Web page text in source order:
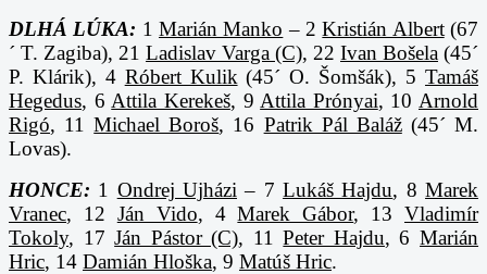
DLHÁ LÚKA: 1Marián Manko – 2Kristián Albert(67
´ T. Zagiba), 21 Ladislav Varga (C), 22 Ivan Bošela (45´
P. Klárik), 4 Róbert Kulik (45´ O. Šomšák), 5Tamáš
Hegedus, 6 Attila Kerekeš, 9 Attila Prónyai, 10 Arnold
Rigó, 11Michael Boroš, 16 Patrik Pál Baláž(45´ M.
Lovas).
HONCE: 1 Ondrej Ujházi – 7Lukáš Hajdu, 8Marek
Vranec, 12 Ján Vido, 4Marek Gábor, 13 Vladimír
Tokoly, 17Ján Pástor (C), 11Peter Hajdu, 6Marián
Hric, 14 Damián Hloška, 9 Matúš Hric.